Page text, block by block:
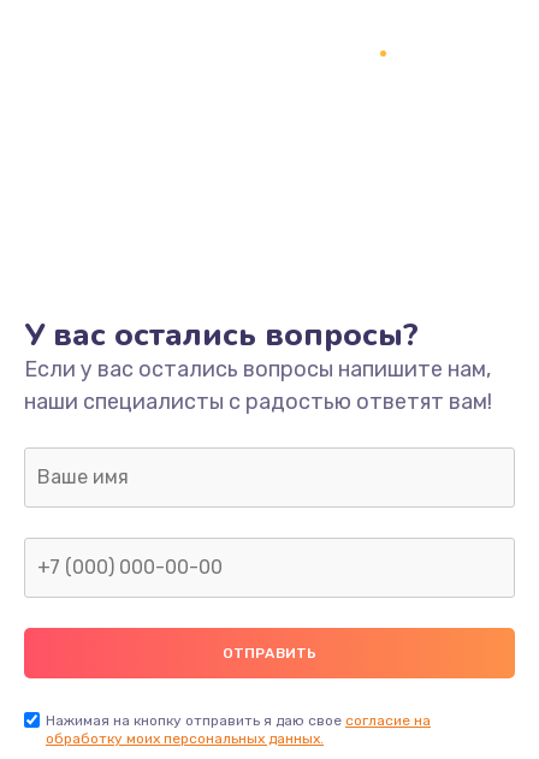
Замена термопасты
995 руб.
Замена северного моста
2600 руб.
У вас остались вопросы?
Если у вас остались вопросы напишите нам,
наши специалисты с радостью ответят вам!
Нажимая на кнопку отправить я даю свое согласие на
обработку моих персональных данных.